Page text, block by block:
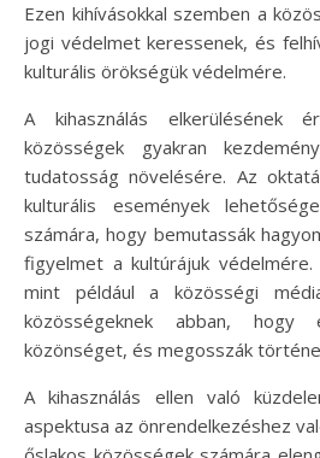
Ezen kihívásokkal szemben a
jogi védelmet keressenek, és
kulturális örökségük védelmére.
A kihasználás elkerülésének
közösségek gyakran
tudatosság növelésére. Az
kulturális események
számára, hogy bemutassák
figyelmet a kultúrájuk
mint például a közösségi
közösségeknek abban,
közönséget, és megosszák
A kihasználás ellen való
aspektusa az önrendelkezéshez